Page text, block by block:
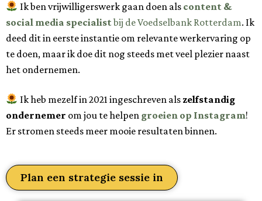
Ik ben vrijwilligerswerk gaan doen als content &
social media specialistbij de Voedselbank Rotterdam. Ik
deed dit in eerste instantie om relevante werkervaring op
te doen, maar ik doe dit nog steeds met veel plezier naast
het ondernemen.
Ik heb mezelf in 2021 ingeschreven als zelfstandig
ondernemer om jou te helpen groeien op Instagram!
Er stromen steeds meer mooie resultaten binnen.
Plan een strategie sessie in